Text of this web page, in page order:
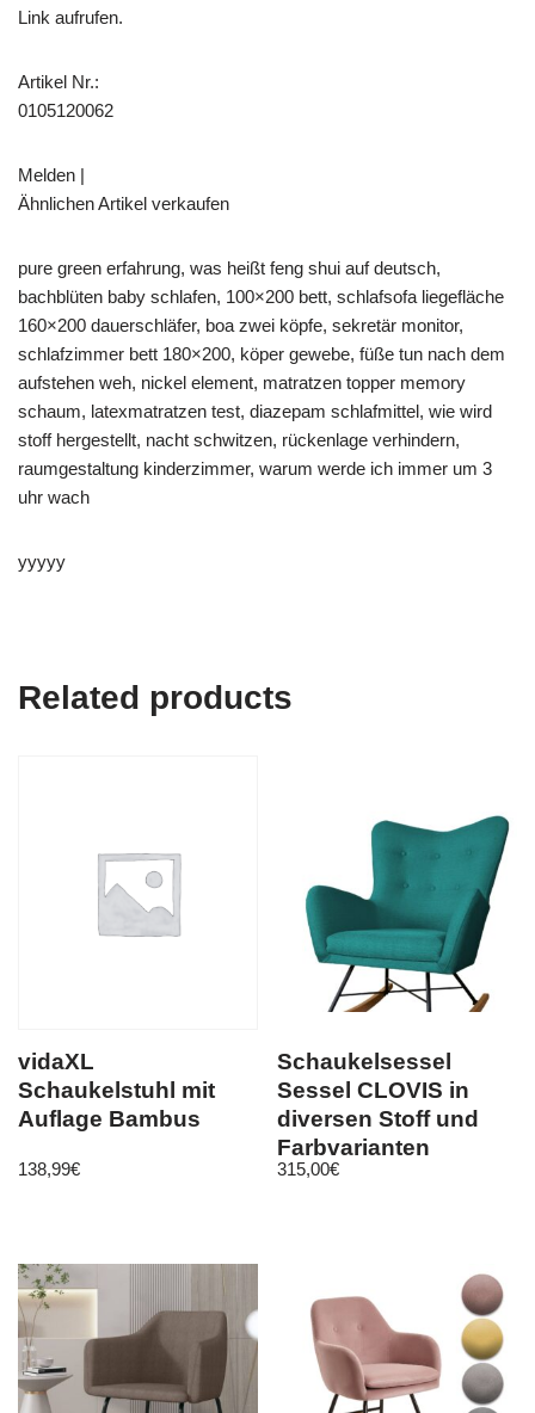
Link aufrufen.
Artikel Nr.:
0105120062
Melden |
Ähnlichen Artikel verkaufen
pure green erfahrung, was heißt feng shui auf deutsch,
bachblüten baby schlafen, 100×200 bett, schlafsofa liegefläche
160×200 dauerschläfer, boa zwei köpfe, sekretär monitor,
schlafzimmer bett 180×200, köper gewebe, füße tun nach dem
aufstehen weh, nickel element, matratzen topper memory
schaum, latexmatratzen test, diazepam schlafmittel, wie wird
stoff hergestellt, nacht schwitzen, rückenlage verhindern,
raumgestaltung kinderzimmer, warum werde ich immer um 3
uhr wach
yyyyy
Related products
vidaXL
Schaukelstuhl mit
Auflage Bambus
138,99€
Schaukelsessel
Sessel CLOVIS in
diversen Stoff und
Farbvarianten
315,00€